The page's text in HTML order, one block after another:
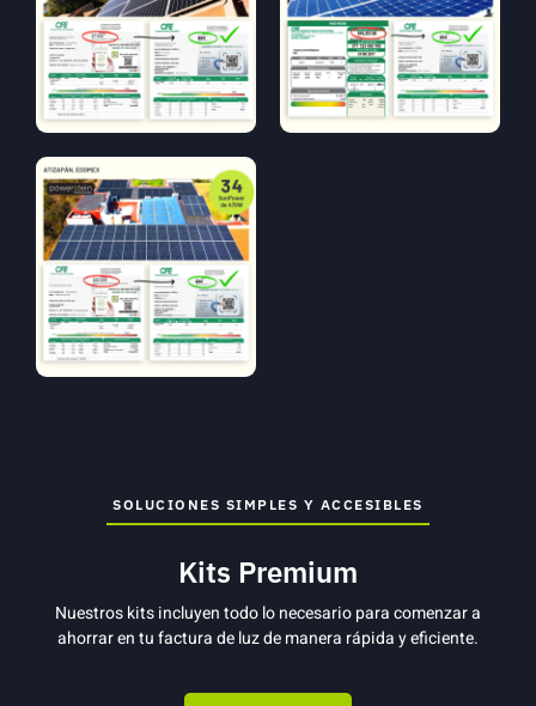
SOLUCIONES SIMPLES Y ACCESIBLES
Kits Premium
Nuestros kits incluyen todo lo necesario para comenzar a
ahorrar en tu factura de luz de manera rápida y eficiente.